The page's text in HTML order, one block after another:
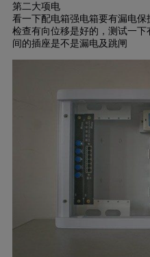
第二大项电
看一下配电箱强电箱要有漏电
检查有向位移是好的，测试一
间的插座是不是漏电及跳闸